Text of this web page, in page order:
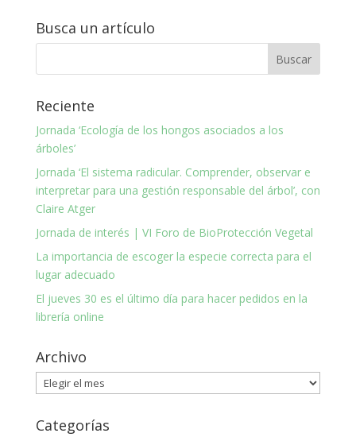
Busca un artículo
Reciente
Jornada ‘Ecología de los hongos asociados a los
árboles’
Jornada ‘El sistema radicular. Comprender, observar e
interpretar para una gestión responsable del árbol’, con
Claire Atger
Jornada de interés | VI Foro de BioProtección Vegetal
La importancia de escoger la especie correcta para el
lugar adecuado
El jueves 30 es el último día para hacer pedidos en la
librería online
Archivo
Archivo
Categorías